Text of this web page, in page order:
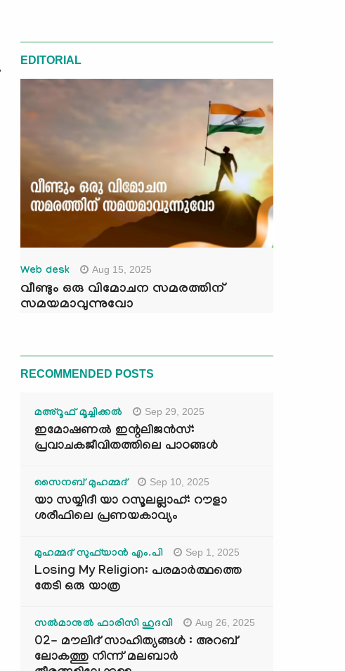
EDITORIAL
Web desk Aug 15, 2025
വീണ്ടും ഒരു വിമോചന സമരത്തിന്
സമയമാവുന്നുവോ
RECOMMENDED POSTS
മഅ്റൂഫ് മൂച്ചിക്കല്‍ Sep 29, 2025
ഇമോഷണൽ ഇന്റലിജൻസ്:
പ്രവാചകജീവിതത്തിലെ പാഠങ്ങൾ
സൈനബ് മുഹമ്മദ് Sep 10, 2025
യാ സയ്യിദീ യാ റസൂലല്ലാഹ്: റൗളാ
ശരീഫിലെ പ്രണയകാവ്യം
മുഹമ്മദ് സുഫ്‌യാൻ എം.പി Sep 1, 2025
Losing My Religion: പരമാർത്ഥത്തെ
തേടി ഒരു യാത്ര
സൽമാനുൽ ഫാരിസി ഹുദവി Aug 26, 2025
02- മൗലിദ് സാഹിത്യങ്ങൾ : അറബ്
ലോകത്തു നിന്ന് മലബാർ